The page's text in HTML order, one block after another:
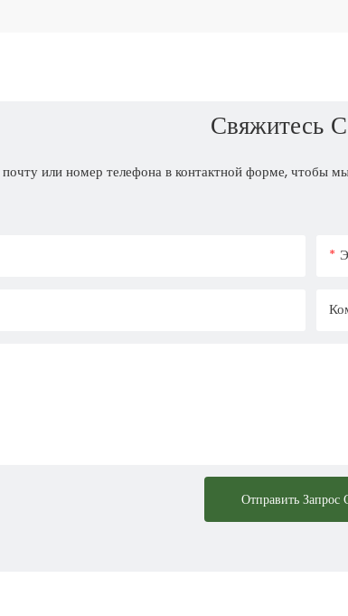
Свяжитесь
или номер телефона в контактной форме, чтобы
Отправить Запрос